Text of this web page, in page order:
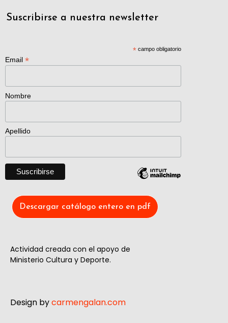
Suscribirse a nuestra newsletter
*campo obligatorio
Email *
Nombre
Apellido
Descargar catálogo entero en pdf
Actividad creada con el apoyo de
Ministerio Cultura y Deporte.
Design bycarmengalan.com